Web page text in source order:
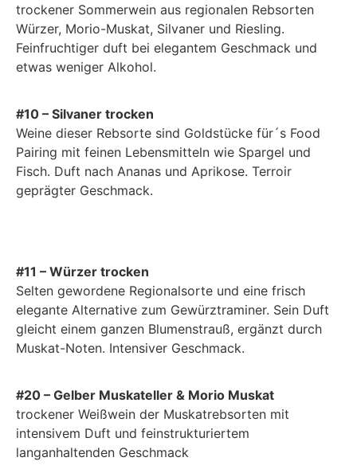
trockener Sommerwein aus regionalen Rebsorten
Würzer, Morio-Muskat, Silvaner und Riesling.
Feinfruchtiger duft bei elegantem Geschmack und
etwas weniger Alkohol.
#10 – Silvaner trocken
Weine dieser Rebsorte sind Goldstücke für´s Food
Pairing mit feinen Lebensmitteln wie Spargel und
Fisch. Duft nach Ananas und Aprikose. Terroir
geprägter Geschmack.
#11 – Würzer trocken
Selten gewordene Regionalsorte und eine frisch
elegante Alternative zum Gewürztraminer. Sein Duft
gleicht einem ganzen Blumenstrauß, ergänzt durch
Muskat-Noten. Intensiver Geschmack.
#20 – Gelber Muskateller & Morio Muskat
trockener Weißwein der Muskatrebsorten mit
intensivem Duft und feinstrukturiertem
langanhaltenden Geschmack